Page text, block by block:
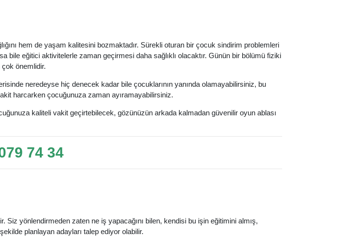
hem de yaşam kalitesini bozmaktadır. Sürekli oturan bir çocuk sindirim problemleri
eğitici aktivitelerle zaman geçirmesi daha sağlıklı olacaktır. Günün bir bölümü fiziki
önemlidir.
neredeyse hiç denecek kadar bile çocuklarının yanında olamayabilirsiniz, bu
harcarken çocuğunuza zaman ayıramayabilirsiniz.
kaliteli vakit geçirtebilecek, gözünüzün arkada kalmadan güvenilir oyun ablası
74 34
Siz yönlendirmeden zaten ne iş yapacağını bilen, kendisi bu işin eğitimini almış,
planlayan adayları talep ediyor olabilir.